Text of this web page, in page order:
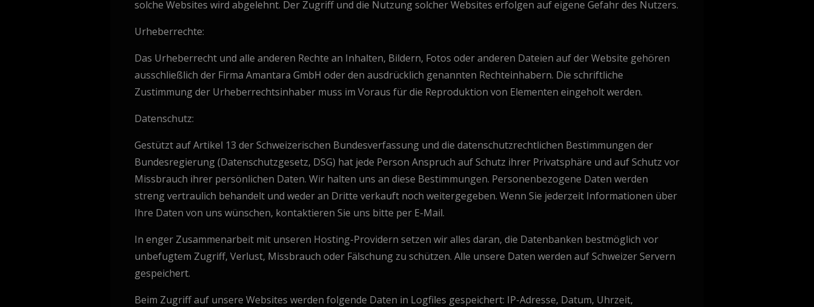
solche Websites wird abgelehnt. Der Zugriff und die Nutzung solcher Websites erfolgen auf eigene Gefahr des Nutzers.
Urheberrechte:
Das Urheberrecht und alle anderen Rechte an Inhalten, Bildern, Fotos oder anderen Dateien auf der Website gehören
ausschließlich der Firma Amantara GmbH oder den ausdrücklich genannten Rechteinhabern. Die schriftliche
Zustimmung der Urheberrechtsinhaber muss im Voraus für die Reproduktion von Elementen eingeholt werden.
Datenschutz:
Gestützt auf Artikel 13 der Schweizerischen Bundesverfassung und die datenschutzrechtlichen Bestimmungen der
Bundesregierung (Datenschutzgesetz, DSG) hat jede Person Anspruch auf Schutz ihrer Privatsphäre und auf Schutz vor
Missbrauch ihrer persönlichen Daten. Wir halten uns an diese Bestimmungen. Personenbezogene Daten werden
streng vertraulich behandelt und weder an Dritte verkauft noch weitergegeben. Wenn Sie jederzeit Informationen über
Ihre Daten von uns wünschen, kontaktieren Sie uns bitte per E-Mail.
In enger Zusammenarbeit mit unseren Hosting-Providern setzen wir alles daran, die Datenbanken bestmöglich vor
unbefugtem Zugriff, Verlust, Missbrauch oder Fälschung zu schützen. Alle unsere Daten werden auf Schweizer Servern
gespeichert.
Beim Zugriff auf unsere Websites werden folgende Daten in Logfiles gespeichert: IP-Adresse, Datum, Uhrzeit,